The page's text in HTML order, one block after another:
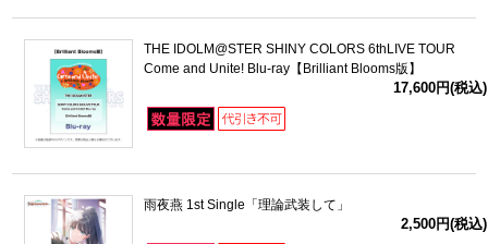
THE IDOLM@STER SHINY COLORS 6thLIVE TOUR
Come and Unite! Blu-ray【Brilliant Blooms版】
17,600円(税込)
雨夜燕 1st Single「理論武装して」
2,500円(税込)